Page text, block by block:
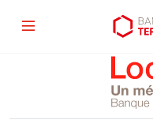
Aller
Aller
Ouvrir
d'accessibilité
Menu
Localtis